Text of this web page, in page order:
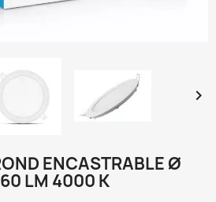

ENCASTRABLE Ø
LM 4000 K